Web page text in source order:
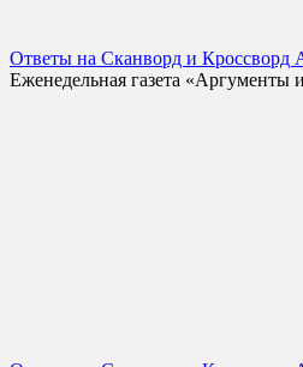
Ответы на Сканворд и
Еженедельная газета «Аргументы